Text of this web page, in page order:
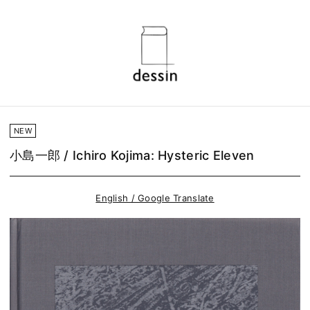
NEW
小島一郎 / Ichiro Kojima: Hysteric Eleven
English / Google Translate